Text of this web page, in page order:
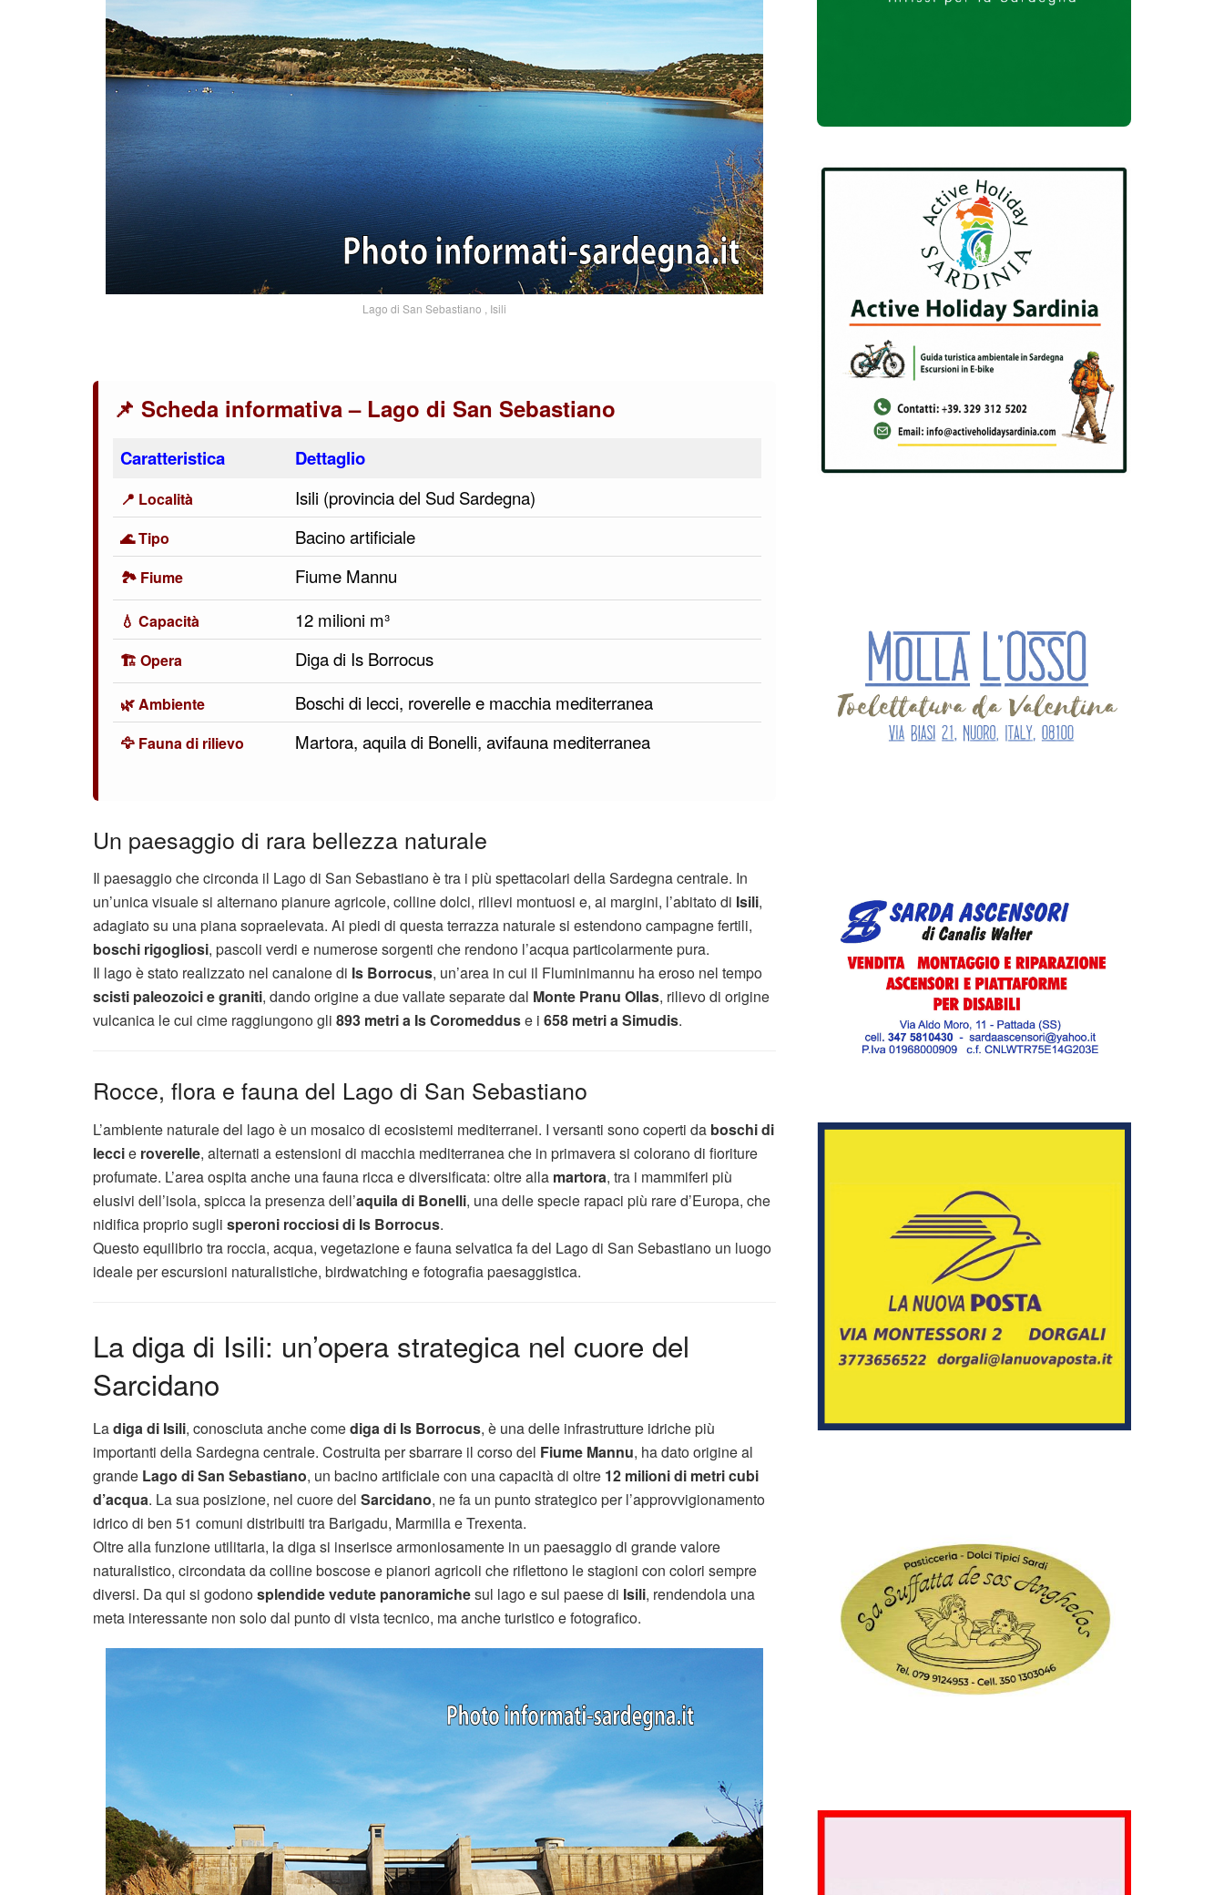
Lago di San Sebastiano , Isili
📌 Scheda informativa – Lago di San Sebastiano
Caratteristica Dettaglio
📍 Località Isili (provincia del Sud Sardegna)
🌊 Tipo Bacino artificiale
🏞️ Fiume Fiume Mannu
💧 Capacità 12 milioni m³
🏗️ Opera Diga di Is Borrocus
🌿 Ambiente Boschi di lecci, roverelle e macchia mediterranea
🦅 Fauna di rilievo Martora, aquila di Bonelli, avifauna mediterranea
Un paesaggio di rara bellezza naturale
Il paesaggio che circonda il Lago di San Sebastiano è tra i più spettacolari della Sardegna centrale. In
un’unica visuale si alternano pianure agricole, colline dolci, rilievi montuosi e, ai margini, l’abitato di Isili,
adagiato su una piana sopraelevata. Ai piedi di questa terrazza naturale si estendono campagne fertili,
boschi rigogliosi, pascoli verdi e numerose sorgenti che rendono l’acqua particolarmente pura.
Il lago è stato realizzato nel canalone di Is Borrocus, un’area in cui il Fluminimannu ha eroso nel tempo
scisti paleozoici e graniti, dando origine a due vallate separate dal Monte Pranu Ollas, rilievo di origine
vulcanica le cui cime raggiungono gli 893 metri a Is Coromedduse i 658 metri a Simudis.
Rocce, flora e fauna del Lago di San Sebastiano
L’ambiente naturale del lago è un mosaico di ecosistemi mediterranei. I versanti sono coperti da boschi di
leccie roverelle, alternati a estensioni di macchia mediterranea che in primavera si colorano di fioriture
profumate. L’area ospita anche una fauna ricca e diversificata: oltre alla martora, tra i mammiferi più
elusivi dell’isola, spicca la presenza dell’aquila di Bonelli, una delle specie rapaci più rare d’Europa, che
nidifica proprio sugli speroni rocciosi di Is Borrocus.
Questo equilibrio tra roccia, acqua, vegetazione e fauna selvatica fa del Lago di San Sebastiano un luogo
ideale per escursioni naturalistiche, birdwatching e fotografia paesaggistica.
La diga di Isili: un’opera strategica nel cuore del
Sarcidano
Ladiga di Isili, conosciuta anche comediga di Is Borrocus, è una delle infrastrutture idriche più
importanti della Sardegna centrale. Costruita per sbarrare il corso del Fiume Mannu, ha dato origine al
grande Lago di San Sebastiano, un bacino artificiale con una capacità di oltre 12 milioni di metri cubi
d’acqua. La sua posizione, nel cuore del Sarcidano, ne fa un punto strategico per l’approvvigionamento
idrico di ben 51 comuni distribuiti tra Barigadu, Marmilla e Trexenta.
Oltre alla funzione utilitaria, la diga si inserisce armoniosamente in un paesaggio di grande valore
naturalistico, circondata da colline boscose e pianori agricoli che riflettono le stagioni con colori sempre
diversi. Da qui si godonosplendide vedute panoramichesul lago e sul paese di Isili, rendendola una
meta interessante non solo dal punto di vista tecnico, ma anche turistico e fotografico.